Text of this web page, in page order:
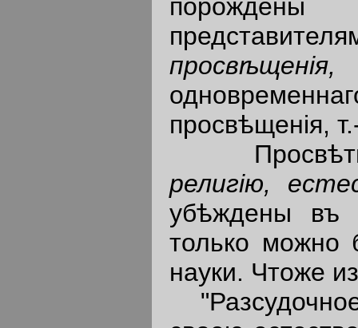
просвѣщенiя
просвѣщенiя,
религiю,
убѣждены въ
только можно
науки. Чтоже